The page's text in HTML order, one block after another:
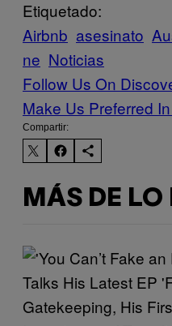
Etiquetado:
Airbnb asesinato
ne Noticias
Follow Us On
Make Us Preferred
Compartir:
MÁS DE